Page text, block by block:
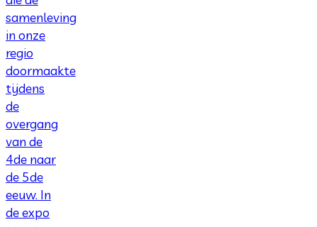
samenleving
in onze
regio
doormaakte
tijdens
de
overgang
van de
4de naar
de 5de
eeuw. In
de expo